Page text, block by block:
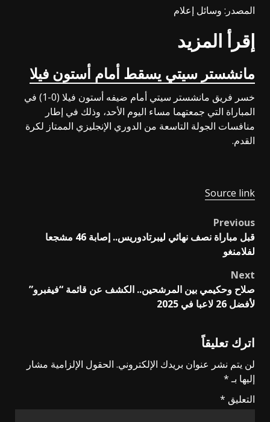
المصدر: وسائل إعلام
إقرأ المزيد
مانشستر سيتي يسقط أمام أستون فيلا
خسر فريق مانشستر سيتي أمام ضيفه أستون فيلا (0-1) في
المباراة التي جمعتهما مساء اليوم الأحد، وذلك في إطار
منافسات الجولة التاسعة من الدوري الإنجليزي الممتاز لكرة
القدم.
Source link
Post
navigation
Previous
قبل مباراة نصف نهائي ليبرتادوريس.. إصابة 46 مشجعا
لفلامنغو
Next
صلاح وحكيمي بين المرشحين.. الكشف عن قائمة “فيفبرو”
لأفضل 26 لاعبا في 2025
اترك تعليقاً
لن يتم نشر عنوان بريدك الإلكتروني. الحقول الإلزامية مشار
إليها بـ*
التعليق *